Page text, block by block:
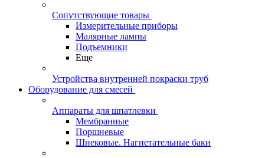
Сопутствующие товары
Измерительные приборы
Малярные лампы
Подъемники
Еще
Устройства внутренней покраски труб
Оборудование для смесей
Аппараты для шпатлевки
Мембранные
Поршневые
Шнековые. Нагнетательные баки